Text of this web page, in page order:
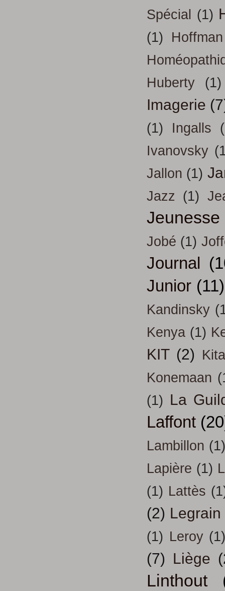
Spécial (1)
(1)
Hoffman
Huberty
(1)
Imagerie
(1) Ingalls
Ivanovsky
Jallon (1)
Jazz (1)
Jeunesse
Jobé (1)
Journal
Junior (11)
Kandinsky
Kenya (1)
KIT (2)
Konemaan
(1) La
Laffont
Lambillon (1)
Lapière (1)
(1) Lattès
(2) Legrain
(1) Leroy
(7) Liège
Linthout